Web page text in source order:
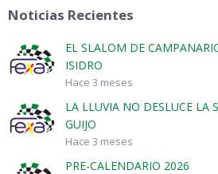
Noticias Recientes
EL SLALOM DE
ISIDRO
Hace 3 meses
LA LLUVIA NO DESLUCE LA
GUIJO
Hace 3 meses
PRE-CALENDARIO 2026